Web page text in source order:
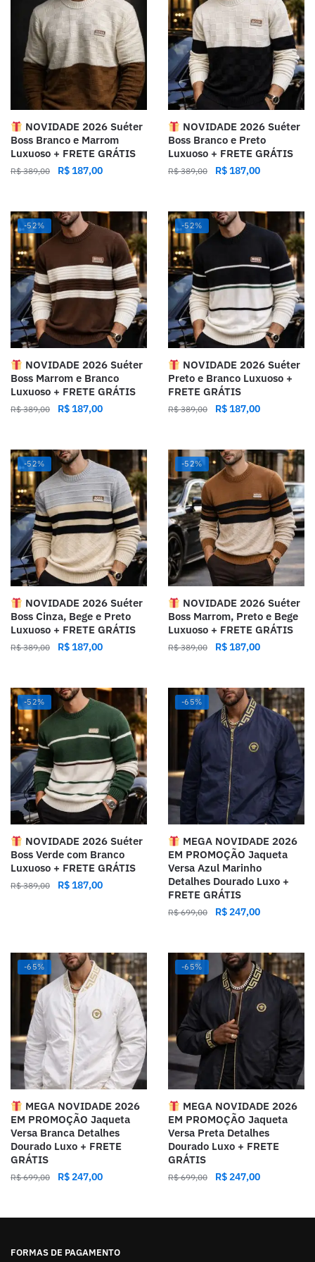
NOVIDADE 2026 Suéter
Boss Branco e Marrom
Luxuoso + FRETE GRÁTIS
R$389,00 R$187,00
NOVIDADE 2026 Suéter
Boss Branco e Preto
Luxuoso + FRETE GRÁTIS
R$389,00 R$187,00
-52%
NOVIDADE 2026 Suéter
Boss Marrom e Branco
Luxuoso + FRETE GRÁTIS
R$389,00 R$187,00
-52%
NOVIDADE 2026 Suéter
Preto e Branco Luxuoso +
FRETE GRÁTIS
R$389,00 R$187,00
-52%
NOVIDADE 2026 Suéter
Boss Cinza, Bege e Preto
Luxuoso + FRETE GRÁTIS
R$389,00 R$187,00
-52%
NOVIDADE 2026 Suéter
Boss Marrom, Preto e Bege
Luxuoso + FRETE GRÁTIS
R$389,00 R$187,00
-52%
NOVIDADE 2026 Suéter
Boss Verde com Branco
Luxuoso + FRETE GRÁTIS
R$389,00 R$187,00
-65%
MEGA NOVIDADE 2026
EM PROMOÇÃO Jaqueta
Versa Azul Marinho
Detalhes Dourado Luxo +
FRETE GRÁTIS
R$699,00 R$247,00
-65%
MEGA NOVIDADE 2026
EM PROMOÇÃO Jaqueta
Versa Branca Detalhes
Dourado Luxo + FRETE
GRÁTIS
R$699,00 R$247,00
-65%
MEGA NOVIDADE 2026
EM PROMOÇÃO Jaqueta
Versa Preta Detalhes
Dourado Luxo + FRETE
GRÁTIS
R$699,00 R$247,00
FORMAS DE PAGAMENTO